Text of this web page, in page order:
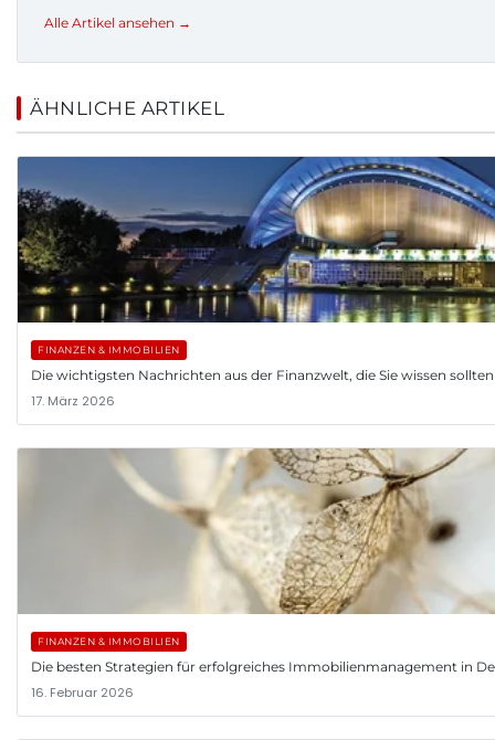
Alle Artikel ansehen →
ÄHNLICHE ARTIKEL
FINANZEN & IMMOBILIEN
Die wichtigsten Nachrichten aus der Finanzwelt, die Sie wissen sollten
17. März 2026
FINANZEN & IMMOBILIEN
Die besten Strategien für erfolgreiches Immobilienmanagement in
16. Februar 2026